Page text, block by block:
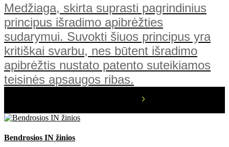
Medžiaga, skirta suprasti pagrindinius
principus išradimo apibrėžties
sudarymui. Suvokti šiuos principus yra
kritiškai svarbu, nes būtent išradimo
apibrėžtis nustato patento suteikiamos
teisinės apsaugos ribas.
Bendrosios IN žinios